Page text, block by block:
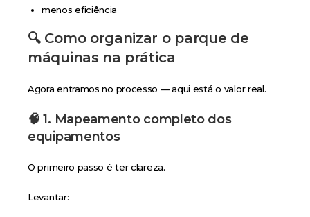
menos eficiência
🔍 Como organizar o parque de
máquinas na prática
Agora entramos no processo — aqui está o valor real.
🧠 1. Mapeamento completo dos
equipamentos
O primeiro passo é ter clareza.
Levantar: